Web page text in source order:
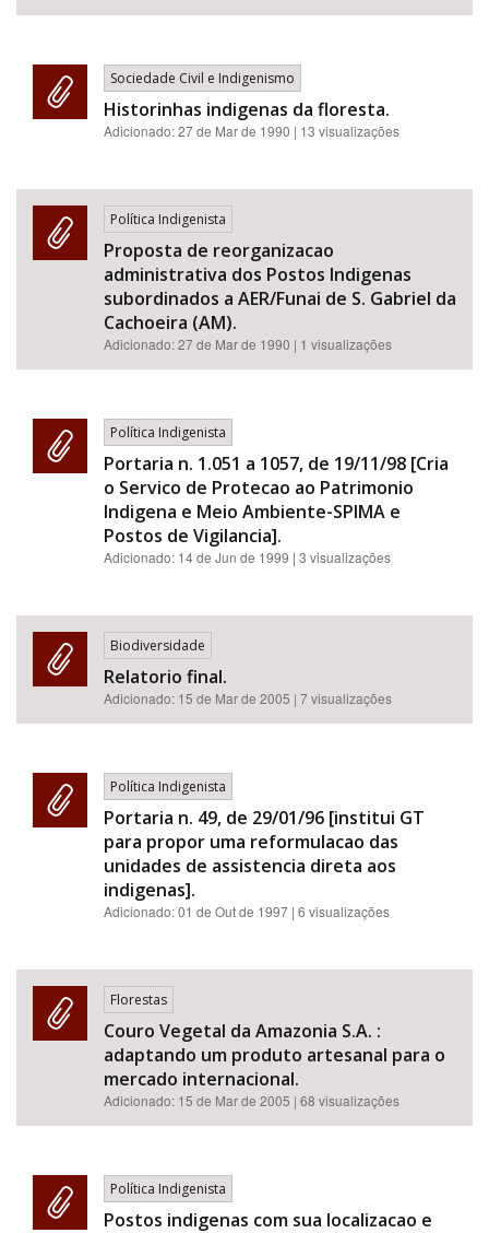
BUSCAR
Sociedade Civil e Indigenismo
Historinhas indigenas da floresta.
Adicionado:27 de Mar de 1990 | 13 visualizações
Política Indigenista
Proposta de reorganizacao
administrativa dos Postos Indigenas
subordinados a AER/Funai de S. Gabriel da
Cachoeira (AM).
Adicionado:27 de Mar de 1990 | 1 visualizações
Política Indigenista
Portaria n. 1.051 a 1057, de 19/11/98 [Cria
o Servico de Protecao ao Patrimonio
Indigena e Meio Ambiente-SPIMA e
Postos de Vigilancia].
Adicionado: 14 de Jun de 1999 | 3 visualizações
Biodiversidade
Relatorio final.
Adicionado: 15 de Mar de 2005 | 7 visualizações
Política Indigenista
Portaria n. 49, de 29/01/96 [institui GT
para propor uma reformulacao das
unidades de assistencia direta aos
indigenas].
Adicionado:01 de Out de 1997 | 6 visualizações
Florestas
Couro Vegetal da Amazonia S.A. :
adaptando um produto artesanal para o
mercado internacional.
Adicionado: 15 de Mar de 2005 | 68 visualizações
Política Indigenista
Postos indigenas com sua localizacao e